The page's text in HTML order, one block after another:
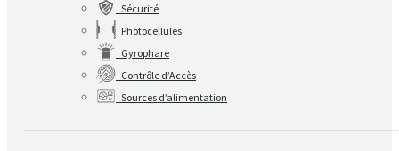
Sécurité
Photocellules
Gyrophare
Contrôle d’Accès
Sources d’alimentation